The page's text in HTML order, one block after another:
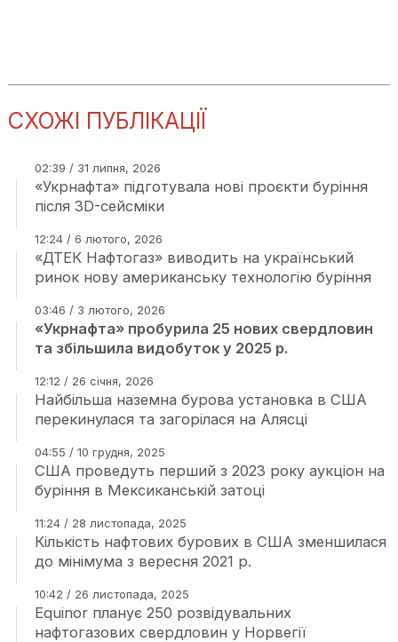
СХОЖІ ПУБЛІКАЦІЇ
02:39 / 31 липня, 2026
«Укрнафта» підготувала нові проєкти буріння
після 3D-сейсміки
12:24 / 6 лютого, 2026
«ДТЕК Нафтогаз» виводить на український
ринок нову американську технологію буріння
03:46 / 3 лютого, 2026
«Укрнафта» пробурила 25 нових свердловин
та збільшила видобуток у 2025 р.
12:12 / 26 січня, 2026
Найбільша наземна бурова установка в США
перекинулася та загорілася на Алясці
04:55 / 10 грудня, 2025
США проведуть перший з 2023 року аукціон на
буріння в Мексиканській затоці
11:24 / 28 листопада, 2025
Кількість нафтових бурових в США зменшилася
до мінімума з вересня 2021 р.
10:42 / 26 листопада, 2025
Equinor планує 250 розвідувальних
нафтогазових свердловин у Норвегії